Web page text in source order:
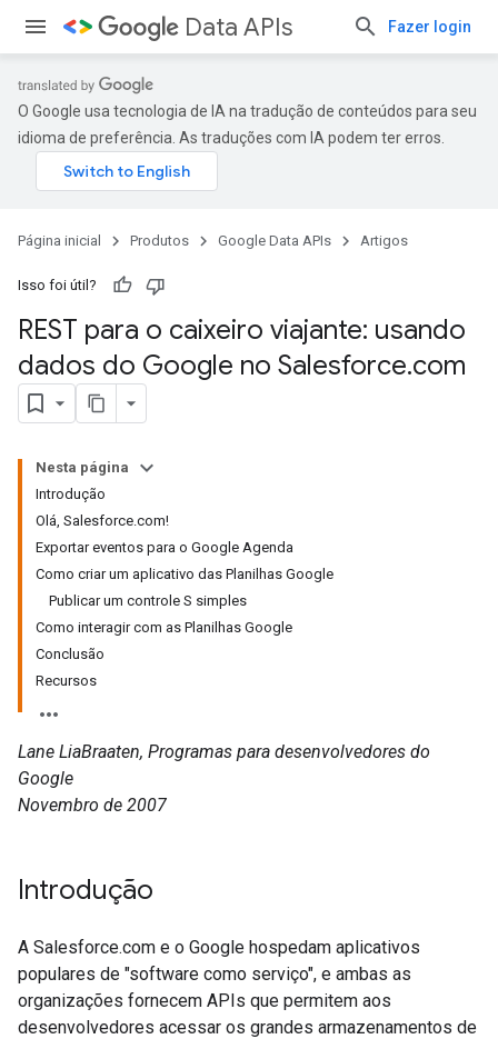
Data APIs Fazer login
O Google usa tecnologia de IA na tradução de conteúdos para seu
idioma de preferência. As traduções com IA podem ter erros.
Página inicial Produtos Google Data APIs Artigos
Isso foi útil?
REST para o caixeiro viajante: usando
dados do Google no Salesforce.com
Nesta página
Introdução
Olá, Salesforce.com!
Exportar eventos para o Google Agenda
Como criar um aplicativo das Planilhas Google
Publicar um controle S simples
Como interagir com as Planilhas Google
Conclusão
Recursos
Lane LiaBraaten, Programas para desenvolvedores do
Google
Novembro de 2007
Introdução
A Salesforce.com e o Google hospedam aplicativos
populares de "software como serviço", e ambas as
organizações fornecem APIs que permitem aos
desenvolvedores acessar os grandes armazenamentos de